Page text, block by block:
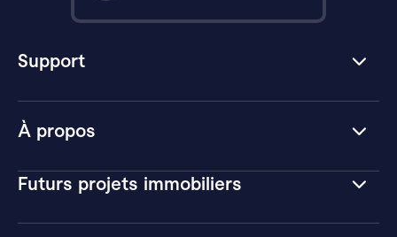
À propos
Futurs projets immobiliers
Support